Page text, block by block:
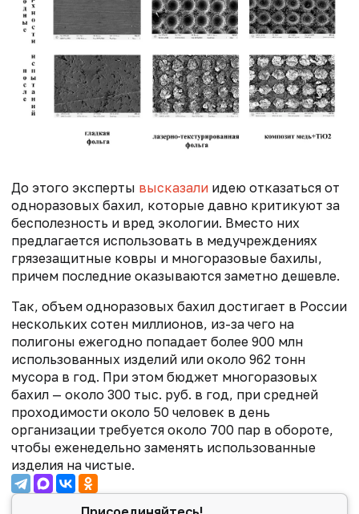
До этого эксперты высказали идею отказаться от
одноразовых бахил, которые давно критикуют за
бесполезность и вред экологии. Вместо них
предлагается использовать в медучреждениях
грязезащитные ковры и многоразовые бахилы,
причем последние оказываются заметно дешевле.
Так, объем одноразовых бахил достигает в России
нескольких сотен миллионов, из-за чего на
полигоны ежегодно попадает более 900 млн
использованных изделий или около 962 тонн
мусора в год. При этом бюджет многоразовых
бахил — около 300 тыс. руб. в год, при средней
проходимости около 50 человек в день
организации требуется около 700 пар в обороте,
чтобы еженедельно заменять использованные
изделия на чистые.